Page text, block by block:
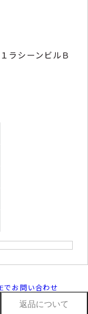
ラシーンビルＢ
でお問い合わせ
返品について